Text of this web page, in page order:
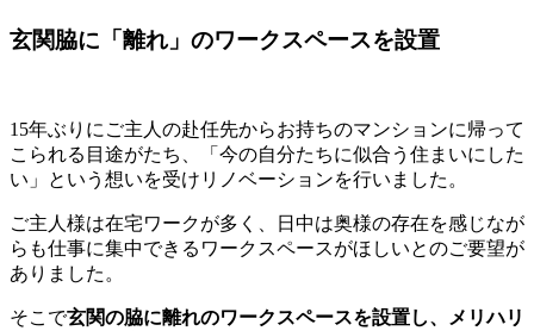
玄関脇に「離れ」のワークスペースを設置
15年ぶりにご主人の赴任先からお持ちのマンションに帰って
こられる目途がたち、「今の自分たちに似合う住まいにした
い」という想いを受けリノベーションを行いました。
ご主人様は在宅ワークが多く、日中は奥様の存在を感じなが
らも仕事に集中できるワークスペースがほしいとのご要望が
ありました。
そこで玄関の脇に離れのワークスペースを設置し、メリハリ